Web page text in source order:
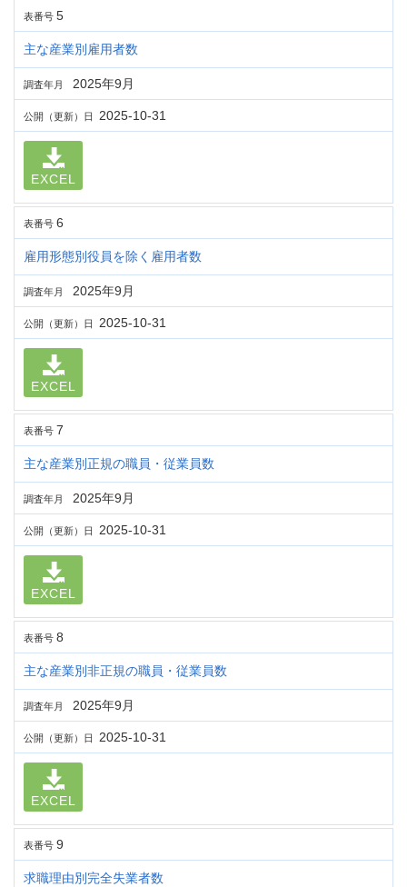
表番号 5
主な産業別雇用者数
調査年月 2025年9月
公開（更新）日 2025-10-31
EXCEL
表番号 6
雇用形態別役員を除く雇用者数
調査年月 2025年9月
公開（更新）日 2025-10-31
EXCEL
表番号 7
主な産業別正規の職員・従業員数
調査年月 2025年9月
公開（更新）日 2025-10-31
EXCEL
表番号 8
主な産業別非正規の職員・従業員数
調査年月 2025年9月
公開（更新）日 2025-10-31
EXCEL
表番号 9
求職理由別完全失業者数